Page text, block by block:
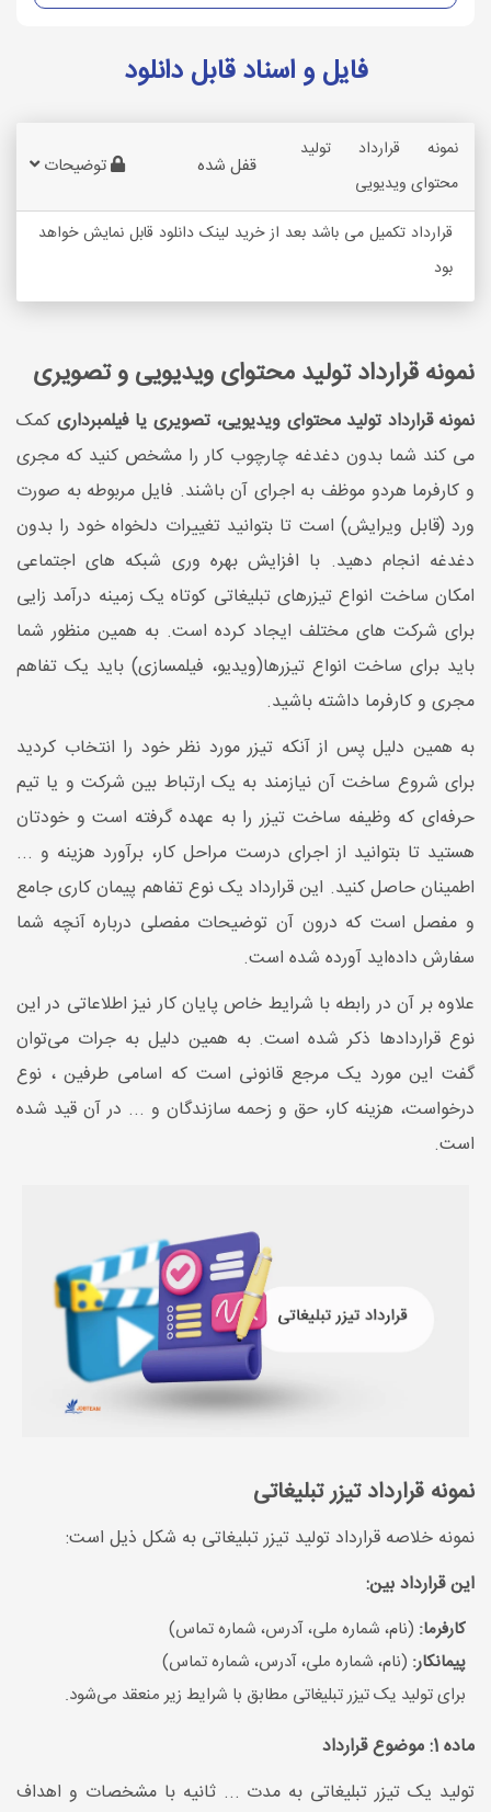
فایل و اسناد قابل دانلود
نمونه قرارداد تولید
محتوای ویدیویی
قفل شده توضیحات
قرارداد تکمیل می باشد بعد از خرید لینک دانلود قابل نمایش خواهد
بود
نمونه قرارداد تولید محتوای ویدیویی و تصویری
نمونه قرارداد تولید محتوای ویدیویی، تصویری یا فیلمبرداری کمک
می کند شما بدون دغدغه چارچوب کار را مشخص کنید که مجری
و کارفرما هردو موظف به اجرای آن باشند. فایل مربوطه به صورت
ورد (قابل ویرایش) است تا بتوانید تغییرات دلخواه خود را بدون
دغدغه انجام دهید. با افزایش بهره وری شبکه های اجتماعی
امکان ساخت انواع تیزرهای تبلیغاتی کوتاه یک زمینه درآمد زایی
برای شرکت های مختلف ایجاد کرده است. به همین منظور شما
باید برای ساخت انواع تیزرها(ویدیو، فیلمسازی) باید یک تفاهم
مجری و کارفرما داشته باشید.
به همین دلیل پس از آنکه تیزر مورد نظر خود را انتخاب کردید
برای شروع ساخت آن نیازمند به یک ارتباط بین شرکت و یا تیم
حرفه‌ای که وظیفه ساخت تیزر را به عهده گرفته است و خودتان
هستید تا بتوانید از اجرای درست مراحل کار، برآورد هزینه و ...
اطمینان حاصل کنید. این قرارداد یک نوع تفاهم پیمان کاری جامع
و مفصل است که درون آن توضیحات مفصلی درباره آنچه شما
سفارش داده‌اید آورده شده است.
علاوه بر آن در رابطه با شرایط خاص پایان کار نیز اطلاعاتی در این
نوع قراردادها ذکر شده است. به همین دلیل به جرات می‌توان
گفت این مورد یک مرجع قانونی است که اسامی طرفین ، نوع
درخواست، هزینه کار، حق و زحمه سازندگان و ... در آن قید شده
است.
نمونه قرارداد تیزر تبلیغاتی
نمونه خلاصه قرارداد تولید تیزر تبلیغاتی به شکل ذیل است:
این قرارداد بین:
کارفرما: (نام، شماره ملی، آدرس، شماره تماس)
پیمانکار: (نام، شماره ملی، آدرس، شماره تماس)
برای تولید یک تیزر تبلیغاتی مطابق با شرایط زیر منعقد می‌شود.
ماده 1: موضوع قرارداد
تولید یک تیزر تبلیغاتی به مدت ... ثانیه با مشخصات و اهداف